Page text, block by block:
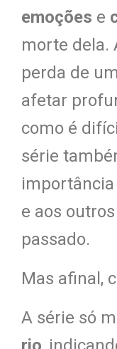
emoções e
morte dela.
perda de
afetar
como é
série
importância
e aos
passado.
Mas afinal,
A série só